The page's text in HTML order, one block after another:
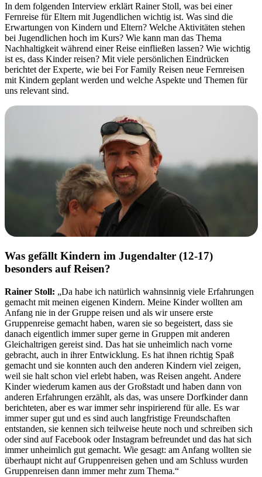
In dem folgenden Interview erklärt Rainer Stoll, was bei einer
Fernreise für Eltern mit Jugendlichen wichtig ist. Was sind die
Erwartungen von Kindern und Eltern? Welche Aktivitäten stehen
bei Jugendlichen hoch im Kurs? Wie kann man das Thema
Nachhaltigkeit während einer Reise einfließen lassen? Wie wichtig
ist es, dass Kinder reisen? Mit viele persönlichen Eindrücken
berichtet der Experte, wie bei For Family Reisen neue Fernreisen
mit Kindern geplant werden und welche Aspekte und Themen für
uns relevant sind.
Was gefällt Kindern im Jugendalter (12-17)
besonders auf Reisen?
Rainer Stoll: „Da habe ich natürlich wahnsinnig viele Erfahrungen
gemacht mit meinen eigenen Kindern. Meine Kinder wollten am
Anfang nie in der Gruppe reisen und als wir unsere erste
Gruppenreise gemacht haben, waren sie so begeistert, dass sie
danach eigentlich immer super gerne in Gruppen mit anderen
Gleichaltrigen gereist sind. Das hat sie unheimlich nach vorne
gebracht, auch in ihrer Entwicklung. Es hat ihnen richtig Spaß
gemacht und sie konnten auch den anderen Kindern viel zeigen,
weil sie halt schon viel erlebt haben, was Reisen angeht. Andere
Kinder wiederum kamen aus der Großstadt und haben dann von
anderen Erfahrungen erzählt, als das, was unsere Dorfkinder dann
berichteten, aber es war immer sehr inspirierend für alle. Es war
immer super gut und es sind auch langfristige Freundschaften
entstanden, sie kennen sich teilweise heute noch und schreiben sich
oder sind auf Facebook oder Instagram befreundet und das hat sich
immer unheimlich gut gemacht. Wie gesagt: am Anfang wollten sie
überhaupt nicht auf Gruppenreisen gehen und am Schluss wurden
Gruppenreisen dann immer mehr zum Thema.“